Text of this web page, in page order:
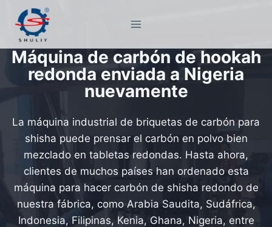
Saltar
contenido
Máquina de carbón de hookah
redonda enviada a Nigeria
nuevamente
La máquina industrial de briquetas de carbón para
shisha puede prensar el carbón en polvo bien
mezclado en tabletas redondas. Hasta ahora,
clientes de muchos países han ordenado esta
máquina para hacer carbón de shisha redondo de
nuestra fábrica, como Arabia Saudita, Sudáfrica,
Indonesia, Filipinas, Kenia, Ghana, Nigeria, entre